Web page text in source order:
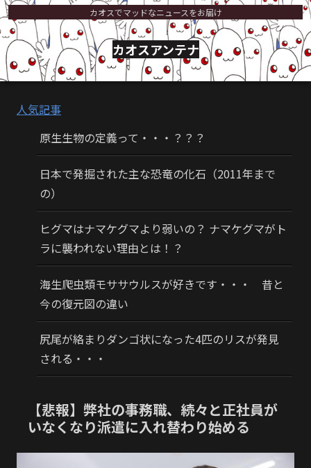
カオスでマッドなニュースをお届け
カオスアンテナ
人気記事
原生生物の定義って・・・？？？
日本で発掘された主な恐竜の化石（2011年まで
の）
ヒグマはナマケグマより弱いの？ ナマケグマがト
ラに襲われない理由とは！？
海生爬虫類モササウルスが好きです・・・ 昔と
今の復元図の違い
尻尾が絡まりダンゴ状になった4匹のリスが発見
される・・・
【悲報】弊社の事務職、続々と正社員が
いなくなり派遣に入れ替わり始める